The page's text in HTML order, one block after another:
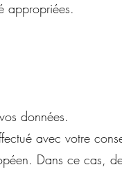
appropriées.
données.
avec votre
Dans ce cas,